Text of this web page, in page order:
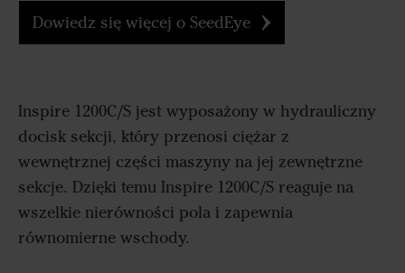
Dowiedz się więcej o SeedEye
Inspire 1200C/S jest wyposażony w hydrauliczny
docisk sekcji, który przenosi ciężar z
wewnętrznej części maszyny na jej zewnętrzne
sekcje. Dzięki temu Inspire 1200C/S reaguje na
wszelkie nierówności pola i zapewnia
równomierne wschody.